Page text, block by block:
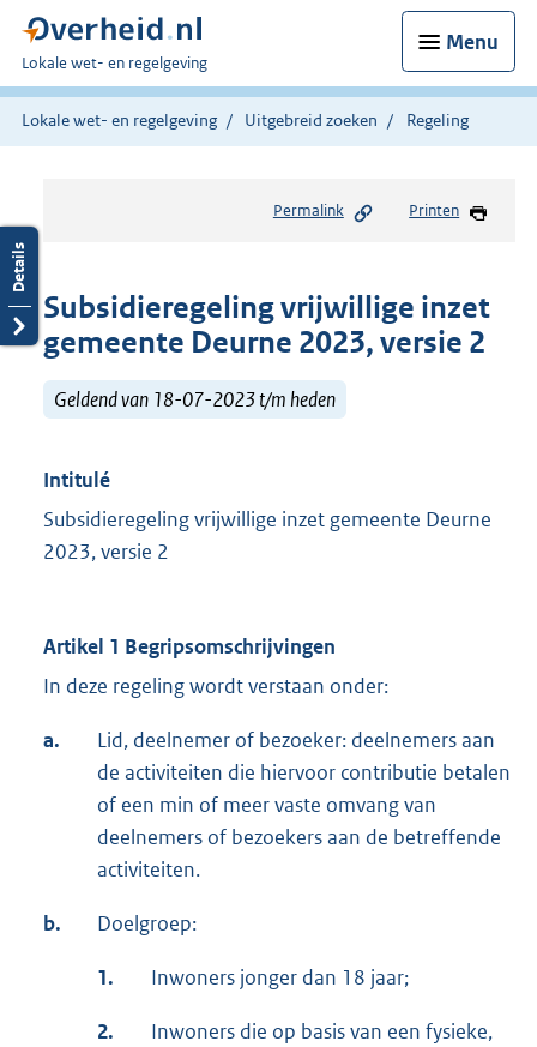
Menu
U
bent
hier:
Lokale wet- en regelgeving
Lokale wet- en regelgeving Uitgebreid zoeken Regeling
Permalink Printen
Subsidieregeling vrijwillige inzet
gemeente Deurne 2023, versie 2
Geldend van 18-07-2023 t/m heden
Intitulé
Subsidieregeling vrijwillige inzet gemeente Deurne
2023, versie 2
Artikel 1 Begripsomschrijvingen
In deze regeling wordt verstaan onder:
a.
Lid, deelnemer of bezoeker: deelnemers aan
de activiteiten die hiervoor contributie betalen
of een min of meer vaste omvang van
deelnemers of bezoekers aan de betreffende
activiteiten.
b. Doelgroep:
1. Inwoners jonger dan 18 jaar;
2.
Inwoners die op basis van een fysieke,